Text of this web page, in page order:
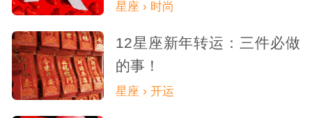
星座 › 时尚
12星座新年转运：三件必做
的事！
星座 › 开运